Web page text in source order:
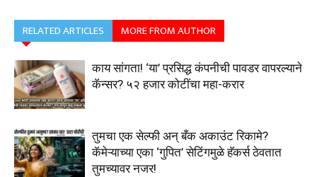
RELATED ARTICLES MORE FROM AUTHOR
काय सांगता! ‘या’ प्रसिद्ध कंपनीची पावडर वापरल्याने
कॅन्सर? ५२ हजार कोटींचा महा-करार
तुमचा एक सेल्फी अन् बँक अकाउंट रिकामे?
कॅमेऱ्याच्या एका ‘गुपित’ सेटिंगमुळे हॅकर्स ठेवतात
तुमच्यावर नजर!